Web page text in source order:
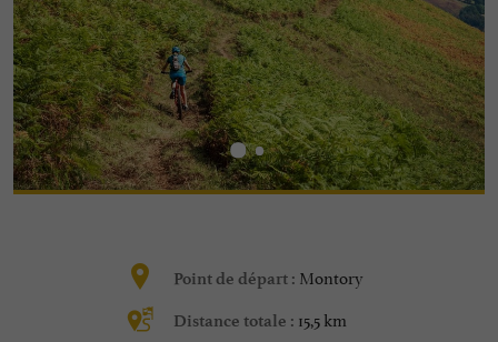
Point de départ : Montory
Distance totale : 15,5 km